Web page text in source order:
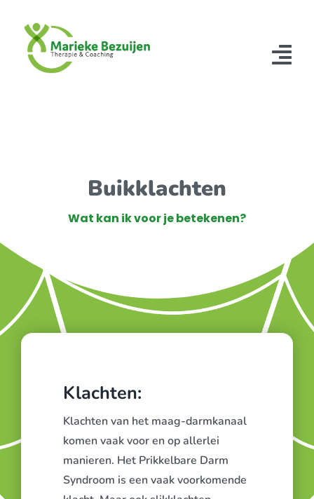
inhoud
Buikklachten
Wat kan ik voor je betekenen?
Klachten:
Klachten van het maag-darmkanaal
komen vaak voor en op allerlei
manieren. Het Prikkelbare Darm
Syndroom is een vaak voorkomende